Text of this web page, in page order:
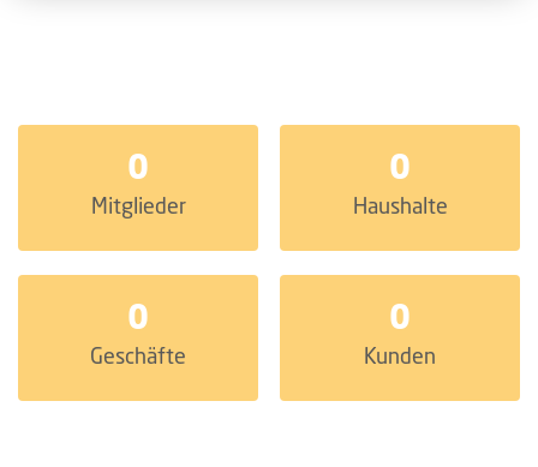
0
Mitglieder
0
Geschäfte
0
Haushalte
0
Kunden